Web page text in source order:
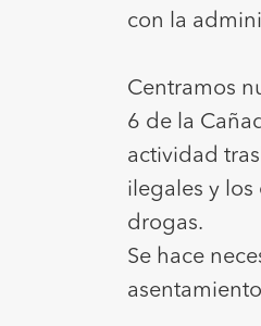
con la
Centramos
6 de la
actividad
ilegales y
drogas.
Se hace